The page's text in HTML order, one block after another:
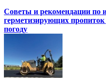
Советы и рекомендации по
герметизирующих
погоду